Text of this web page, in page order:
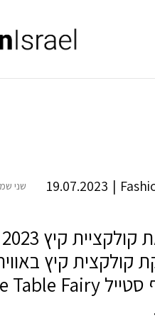
|
19.07.2023 שני
קיץ